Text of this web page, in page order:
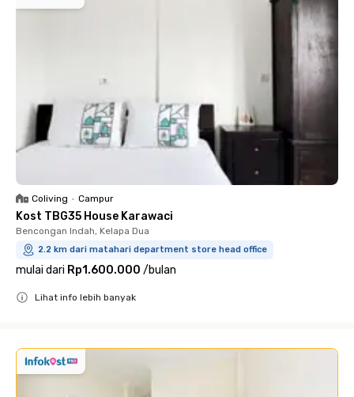
Coliving • Campur
Kost TBG35 House Karawaci
Bencongan Indah, Kelapa Dua
2.2 km dari matahari department store head office
mulai dari Rp1.600.000 /bulan
Lihat info lebih banyak